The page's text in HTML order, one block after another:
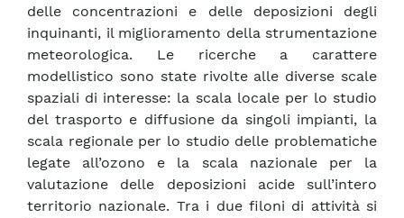
delle concentrazioni e delle deposizioni degli
inquinanti, il miglioramento della strumentazione
meteorologica. Le ricerche a carattere
modellistico sono state rivolte alle diverse scale
spaziali di interesse: la scala locale per lo studio
del trasporto e diffusione da singoli impianti, la
scala regionale per lo studio delle problematiche
legate all’ozono e la scala nazionale per la
valutazione delle deposizioni acide sull’intero
territorio nazionale. Tra i due filoni di attività si